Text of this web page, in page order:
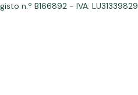
n.º B166892 - IVA: LU31339829